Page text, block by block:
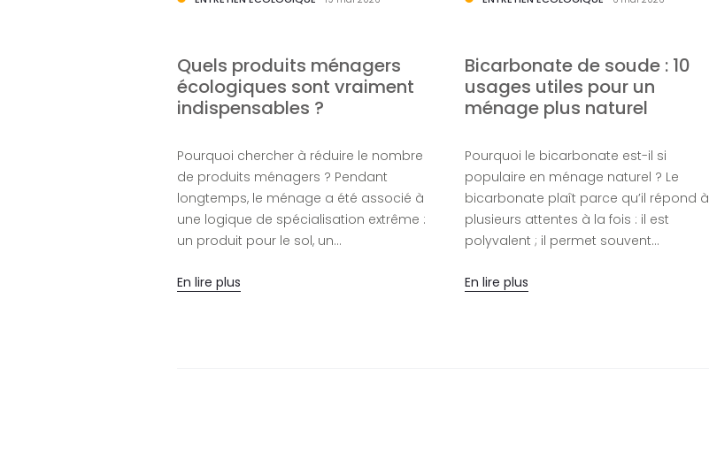
Quels produits ménagers
écologiques sont vraiment
indispensables ?
Pourquoi chercher à réduire le nombre
de produits ménagers ? Pendant
longtemps, le ménage a été associé à
une logique de spécialisation extrême :
un produit pour le sol, un…
En lire plus
Bicarbonate de soude : 10
usages utiles pour un
ménage plus naturel
Pourquoi le bicarbonate est-il si
populaire en ménage naturel ? Le
bicarbonate plaît parce qu’il répond à
plusieurs attentes à la fois : il est
polyvalent ; il permet souvent…
En lire plus